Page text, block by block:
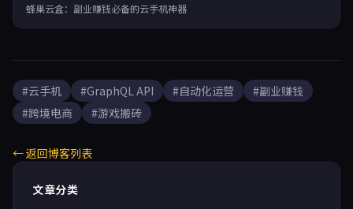
蜂巢云盒：副业赚钱必备的云手机神器
#云手机 #GraphQL API #自动化运营
#副业赚钱
#跨境电商
#游戏搬砖
← 返回博客列表
文章分类